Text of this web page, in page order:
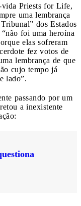
vida Priests for Life,
uma lembrança
dos Estados
foi uma heroína
elas sofreram
fez votos de
lembrança de que
cujo tempo já
lado”.
passando por um
a inexistente